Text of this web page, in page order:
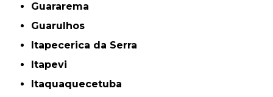
Guararema
Guarulhos
Itapecerica da Serra
Itapevi
Itaquaquecetuba